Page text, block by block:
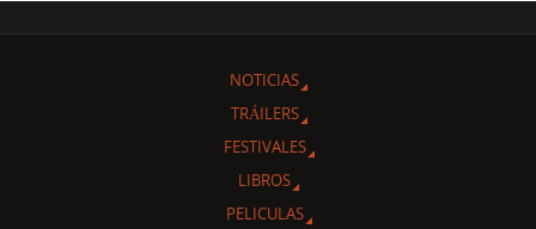
NOTICIAS
TRÁILERS
FESTIVALES
LIBROS
PELICULAS